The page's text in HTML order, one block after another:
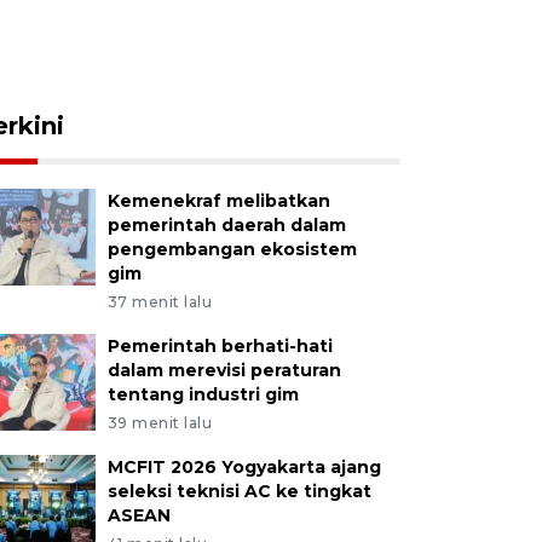
Kemenekraf melibatkan
pemerintah daerah dalam
pengembangan ekosistem
gim
37 menit lalu
Pemerintah berhati-hati
dalam merevisi peraturan
tentang industri gim
39 menit lalu
MCFIT 2026 Yogyakarta ajang
seleksi teknisi AC ke tingkat
ASEAN